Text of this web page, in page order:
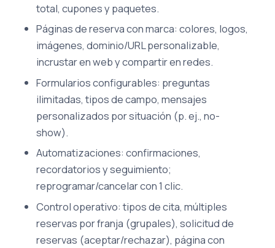
total, cupones y paquetes.
Páginas de reserva con marca: colores, logos,
imágenes, dominio/URL personalizable,
incrustar en web y compartir en redes.
Formularios configurables: preguntas
ilimitadas, tipos de campo, mensajes
personalizados por situación (p. ej., no-
show).
Automatizaciones: confirmaciones,
recordatorios y seguimiento;
reprogramar/cancelar con 1 clic.
Control operativo: tipos de cita, múltiples
reservas por franja (grupales), solicitud de
reservas (aceptar/rechazar), página con